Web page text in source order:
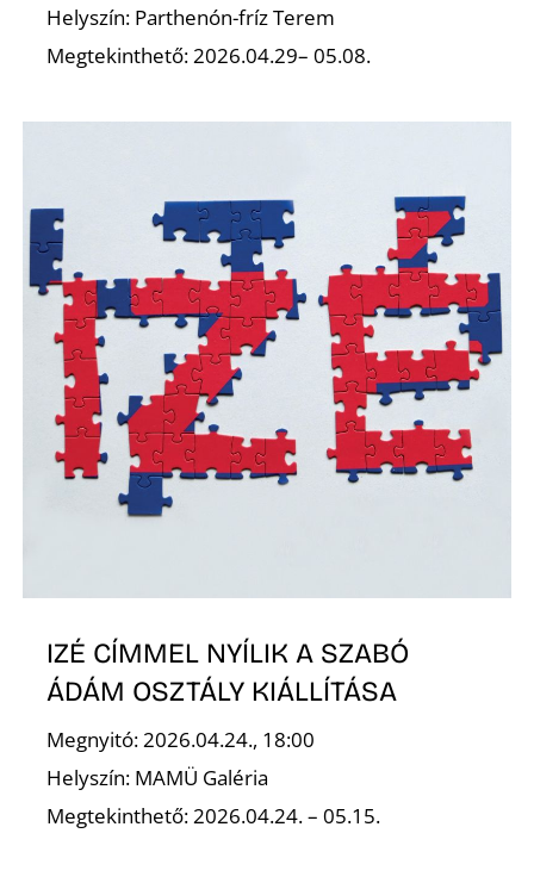
Helyszín: Parthenón-fríz Terem
Megtekinthető: 2026.04.29– 05.08.
IZÉ CÍMMEL NYÍLIK A SZABÓ
ÁDÁM OSZTÁLY KIÁLLÍTÁSA
Megnyitó: 2026.04.24., 18:00
Helyszín: MAMÜ Galéria
Megtekinthető: 2026.04.24. – 05.15.